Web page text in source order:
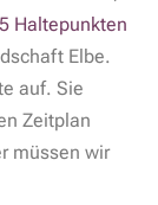
Haltepunkten
Elbe.
auf. Sie
Zeitplan
müssen wir